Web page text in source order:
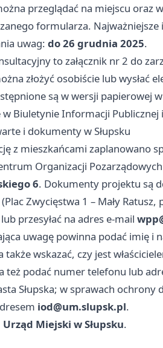
przeglądać na miejscu oraz
formularza.
uwag: do 26 grudnia 2025.
to załącznik nr 2 do
złożyć osobiście lub wysłać
są w wersji papierowej
Biuletynie Informacji
i dokumenty w Słupsku
z mieszkańcami zaplanowano
Organizacji Pozarządowych
6. Dokumenty projektu są
Zwycięstwa 1 – Mały Ratusz,
lub przesyłać na adres e‑mail
uwagę powinna podać imię
także wskazać, czy jest
też podać numer telefonu lub
Słupska; w sprawach
iod@um.slupsk.pl.
Urząd Miejski w Słupsku.